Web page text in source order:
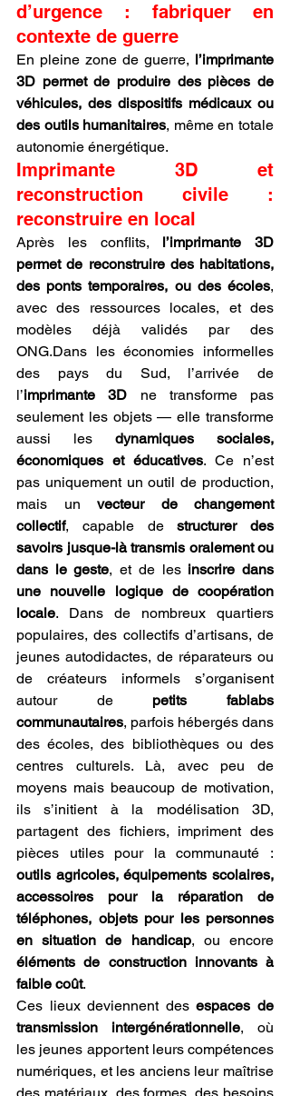
d’urgence : fabriquer en
contexte de guerre
En pleine zone de guerre, l’imprimante
3D permet de produire des pièces de
véhicules, des dispositifs médicaux ou
des outils humanitaires, même en totale
autonomie énergétique.
Imprimante 3D et
reconstruction civile :
reconstruire en local
Après les conflits, l’imprimante 3D
permet de reconstruire des habitations,
des ponts temporaires, ou des écoles,
avec des ressources locales, et des
modèles déjà validés par des
ONG.Dans les économies informelles
des pays du Sud, l’arrivée de
l’imprimante 3D ne transforme pas
seulement les objets — elle transforme
aussi les dynamiques sociales,
économiques et éducatives. Ce n’est
pas uniquement un outil de production,
mais un vecteur de changement
collectif, capable de structurer des
savoirs jusque-là transmis oralement ou
dans le geste, et de les inscrire dans
une nouvelle logique de coopération
locale. Dans de nombreux quartiers
populaires, des collectifs d’artisans, de
jeunes autodidactes, de réparateurs ou
de créateurs informels s’organisent
autour de petits fablabs
communautaires, parfois hébergés dans
des écoles, des bibliothèques ou des
centres culturels. Là, avec peu de
moyens mais beaucoup de motivation,
ils s’initient à la modélisation 3D,
partagent des fichiers, impriment des
outils agricoles, équipements scolaires,
accessoires pour la réparation de
téléphones, objets pour les personnes
en situation de handicap
éléments de construction innovants à
faible coût.
Ces lieux deviennent des espaces de
transmission intergénérationnelle, où
les jeunes apportent leurs compétences
numériques, et les anciens leur maîtrise